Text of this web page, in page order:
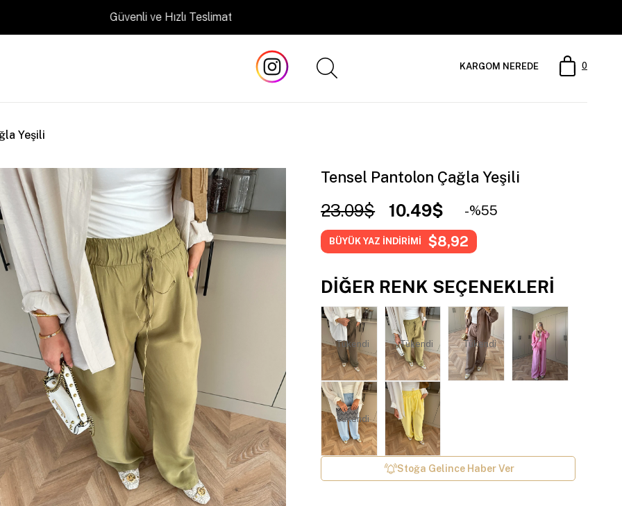
Güvenli ve Hızlı Teslimat
0
KARGOM NEREDE
Yeşili
Tensel Pantolon Çağla Yeşili
23.09$ 10.49$ 55
BÜYÜK YAZ İNDİRİMİ $8,92
DIĞER RENK SEÇENEKLERI
Tükendi Tükendi Tükendi
Tükendi
Stoğa Gelince Haber Ver